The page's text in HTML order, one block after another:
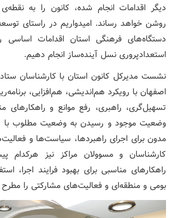
دیگر اقدامات انجام شده، کانون را به
روشن خواهد رساند. امیدواریم در راستای
دستگاه‌های فرهنگی استان اقدامات اساسی
استعدادپروری نسل آینده‌ساز انجام دهیم.
نشست مدیرکل کانون استان با کارشناسان
اصفهان با رویکرد هم‌اندیشی، هم‌افزایی،
تسهیل‌گری، راهبری، رفع موانع و راهکارهای
وضعیت موجود و رسیدن به وضعیت مطلوب با
مدون برای اجرای راهبردها، سیاست‌ها و
کارشناسان و مسوولان مراکز نیز هرکدام
راهکارهای مناسبی برای بهبود فرایند اجرا،
بومی و منطقه‌ای و فعالیت‌های مشارکتی را مطرح